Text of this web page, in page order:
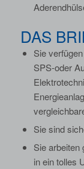
DAS
Sie
SPS-oder
Sie sind
Sie arbeiten
in ein tolles